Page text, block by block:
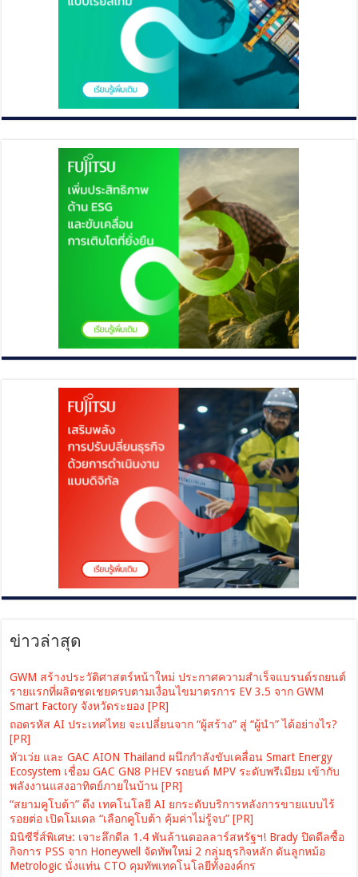
ข่าวล่าสุด
GWM สร้างประวัติศาสตร์หน้าใหม่ ประกาศความสำเร็จแบรนด์รถยนต์
รายแรกที่ผลิตชดเชยครบตามเงื่อนไขมาตรการ EV 3.5 จาก GWM
Smart Factory จังหวัดระยอง [PR]
ถอดรหัส AI ประเทศไทย จะเปลี่ยนจาก “ผู้สร้าง” สู่ “ผู้นำ” ได้อย่างไร?
[PR]
หัวเว่ย และ GAC AION Thailand ผนึกกำลังขับเคลื่อน Smart Energy
Ecosystem เชื่อม GAC GN8 PHEV รถยนต์ MPV ระดับพรีเมียม เข้ากับ
พลังงานแสงอาทิตย์ภายในบ้าน [PR]
“สยามคูโบต้า” ดึง เทคโนโลยี AI ยกระดับบริการหลังการขายแบบไร้
รอยต่อ เปิดโมเดล “เลือกคูโบต้า คุ้มค่าไม่รู้จบ” [PR]
มินิซีรี่ส์พิเศษ: เจาะลึกดีล 1.4 พันล้านดอลลาร์สหรัฐฯ! Brady ปิดดีลซื้อ
กิจการ PSS จาก Honeywell จัดทัพใหม่ 2 กลุ่มธุรกิจหลัก ดันลูกหม้อ
Metrologic นั่งแท่น CTO คุมทัพเทคโนโลยีทั้งองค์กร